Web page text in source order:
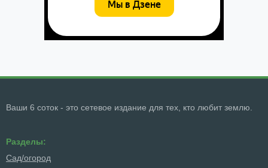
Ваши 6 соток - это сетевое издание для тех, кто любит землю.
Разделы:
Сад/огород